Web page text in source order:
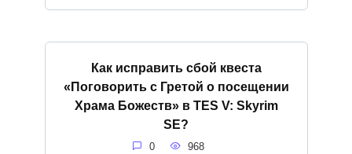
Как исправить сбой квеста
«Поговорить с Гретой о посещении
Храма Божеств» в TES V: Skyrim
SE?
0 968